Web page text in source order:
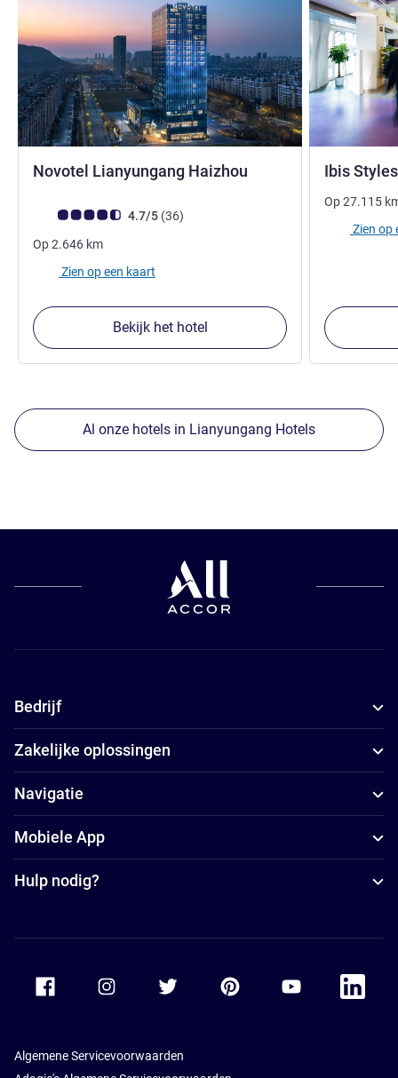
Novotel Lianyungang Haizhou
Avis-klantbeoordeling (ALL beoordeling)
4.7/5 (36beoordelingen
)
Op2.646 km
Zien op een kaart
Bekijk het hotel
Ibis
Op27.115
Zien op
Al onze hotels in Lianyungang Hotels
Bedrijf
Zakelijke oplossingen
Navigatie
Mobiele App
Hulp nodig?
Accor Facebook Accor TwitterAccor PinterestAccor Youtube
Accor
Algemene Servicevoorwaarden